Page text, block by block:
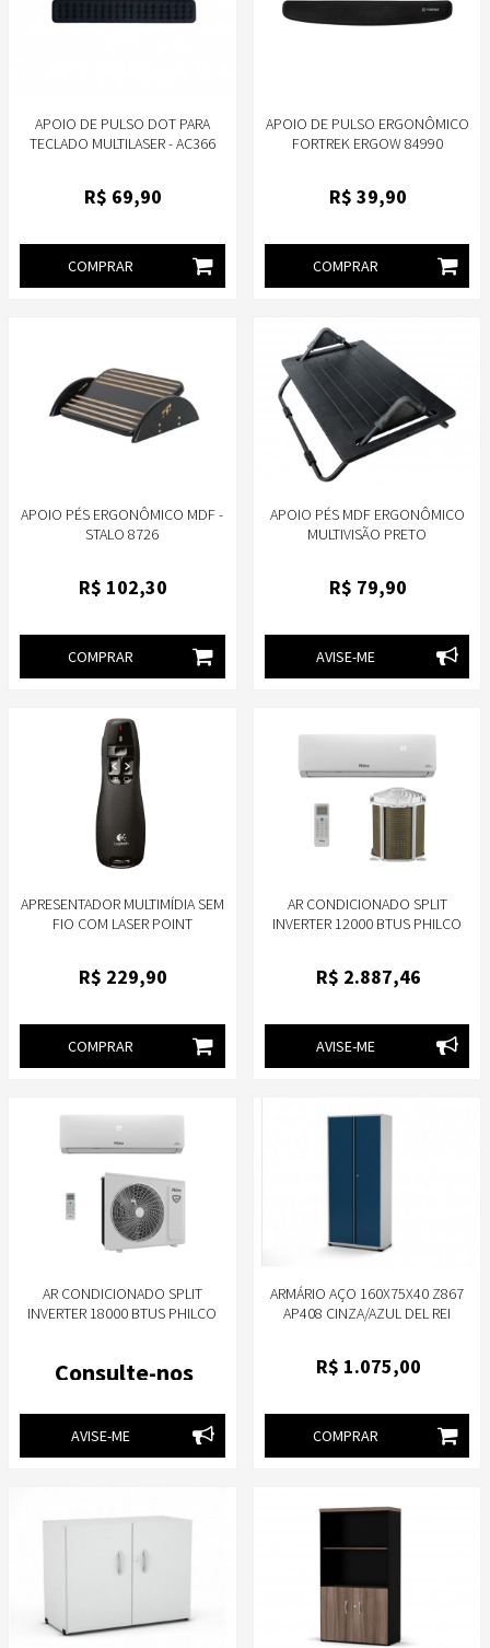
APOIO DE PULSO DOT PARA
TECLADO MULTILASER - AC366
R$ 69,90
COMPRAR
APOIO DE PULSO ERGONÔMICO
FORTREK ERGOW 84990
R$ 39,90
COMPRAR
APOIO PÉS ERGONÔMICO MDF -
STALO 8726
R$ 102,30
COMPRAR
APOIO PÉS MDF ERGONÔMICO
MULTIVISÃO PRETO
R$ 79,90
AVISE-ME
APRESENTADOR MULTIMÍDIA SEM
FIO COM LASER POINT
R$ 229,90
COMPRAR
AR CONDICIONADO SPLIT
INVERTER 12000 BTUS PHILCO
R$ 2.887,46
AVISE-ME
AR CONDICIONADO SPLIT
INVERTER 18000 BTUS PHILCO
Consulte-nos
AVISE-ME
ARMÁRIO AÇO 160X75X40 Z867
AP408 CINZA/AZUL DEL REI
R$ 1.075,00
COMPRAR